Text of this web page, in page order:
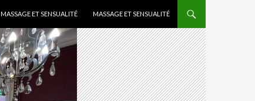
MASSAGE ET SENSUALITÉ MASSAGE ET SENSUALITÉ